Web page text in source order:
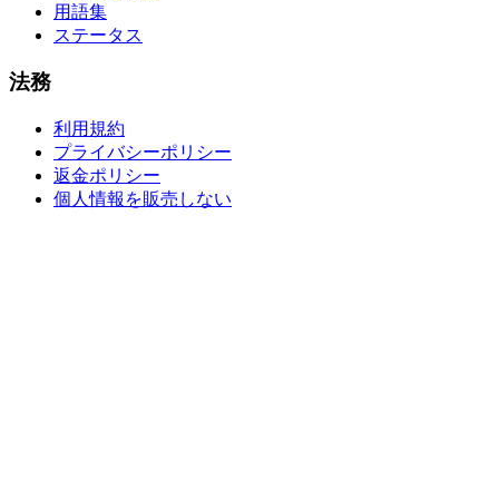
用語集
ステータス
法務
利用規約
プライバシーポリシー
返金ポリシー
個人情報を販売しない